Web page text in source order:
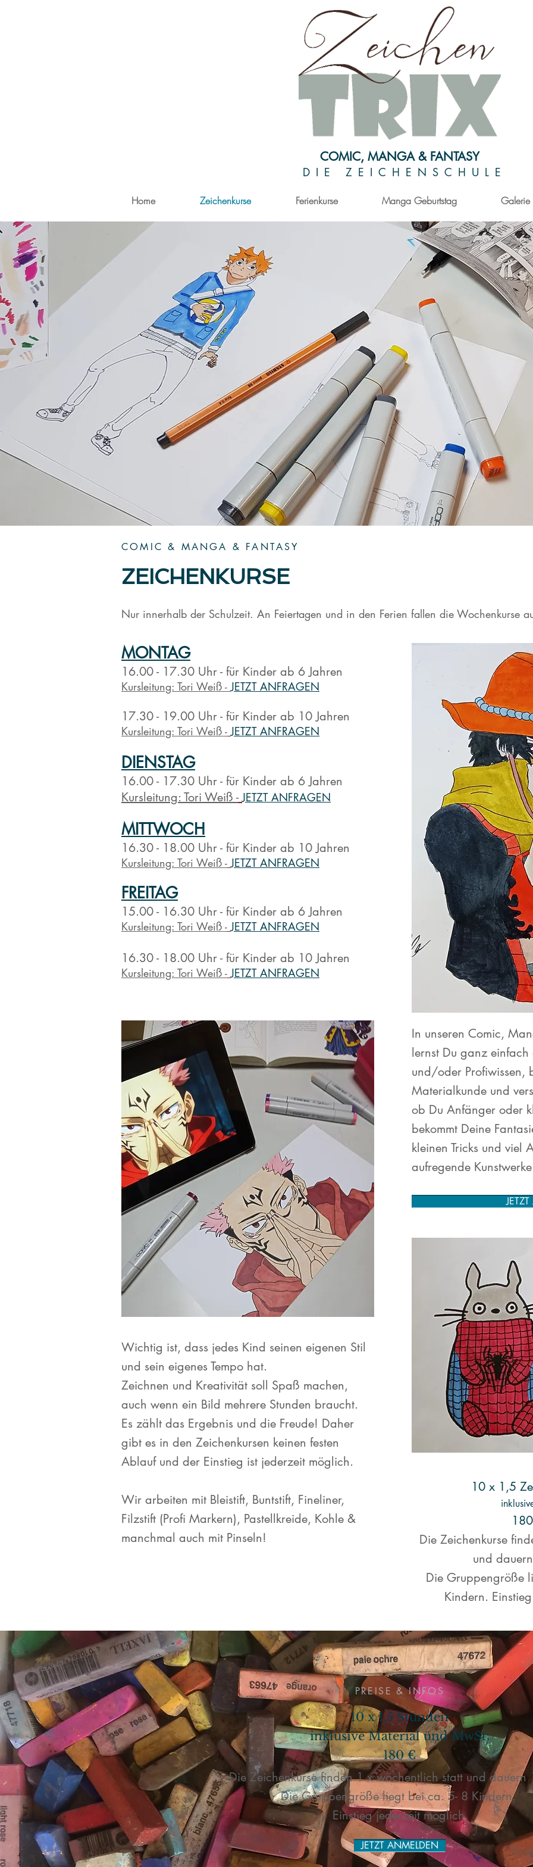
COMIC, MANGA & FANTASY
DIE ZEICHENSCHULE
Home Zeichenkurse Ferienkurse Manga Geburtstag Galerie
COMIC & MANGA & FANTASY
ZEICHENKURSE
Nur innerhalb der Schulzeit. An Feiertagen und in den Ferien fallen die Wochenkurse
MONTAG
16.00 - 17.30 Uhr - für Kinder ab 6 Jahren
Kursleitung: Tori Weiß -JETZT ANFRAGEN
17.30 - 19.00 Uhr - für Kinder ab 10 Jahren
Kursleitung: Tori Weiß - JETZT ANFRAGEN
DIENSTAG
16.00 - 17.30 Uhr - für Kinder ab 6 Jahren
Kursleitung: Tori Weiß - JETZT ANFRAGEN
MITTWOCH
16.30 - 18.00 Uhr - für Kinder ab 10 Jahren
Kursleitung: Tori Weiß - JETZT ANFRAGEN
FREITAG
15.00 - 16.30 Uhr - für Kinder ab 6 Jahren
Kursleitung: Tori Weiß - JETZT ANFRAGEN
16.30 - 18.00 Uhr - für Kinder ab 10 Jahren
Kursleitung: Tori Weiß - JETZT ANFRAGEN
Wichtig ist, dass jedes Kind seinen eigenen Stil
und sein eigenes Tempo hat.
Zeichnen und Kreativität soll Spaß machen,
auch wenn ein Bild mehrere Stunden braucht.
Es zählt das Ergebnis und die Freude! Daher
gibt es in den Zeichenkursen keinen festen
Ablauf und der Einstieg ist jederzeit möglich.
Wir arbeiten mit Bleistift, Buntstift, Fineliner,
Filzstift (Profi Markern), Pastellkreide, Kohle &
manchmal auch mit Pinseln!
In unseren Comic,
lernst Du ganz einfach
und/oder Profiwissen,
Materialkunde und
ob Du Anfänger oder
bekommt Deine
kleinen Tricks und viel
aufregende
10 x 1,5
Die Zeichenkurse
und
Die Gruppengröße
Kindern.
PREISE & INFOS
10 x 1,5 Stunden
inklusive Material und MwSt.
180 €
Die Zeichenkurse finden 1 x wöchentlich statt und dauern
Die Gruppengröße liegt bei ca. 5- 8 Kindern.
Einstieg jederzeit möglich.
JETZT ANMELDEN